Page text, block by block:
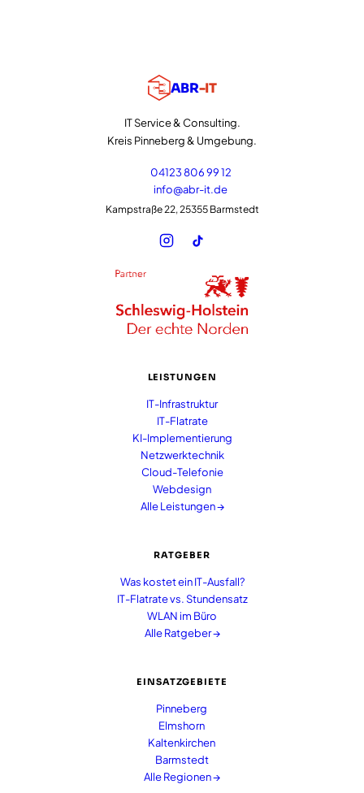
ABR-IT
IT Service & Consulting.
Kreis Pinneberg & Umgebung.
04123 806 99 12
info@abr-it.de
Kampstraße 22, 25355 Barmstedt
LEISTUNGEN
IT-Infrastruktur
IT-Flatrate
KI-Implementierung
Netzwerktechnik
Cloud-Telefonie
Webdesign
Alle Leistungen →
RATGEBER
Was kostet ein IT-Ausfall?
IT-Flatrate vs. Stundensatz
WLAN im Büro
Alle Ratgeber →
EINSATZGEBIETE
Pinneberg
Elmshorn
Kaltenkirchen
Barmstedt
Alle Regionen →